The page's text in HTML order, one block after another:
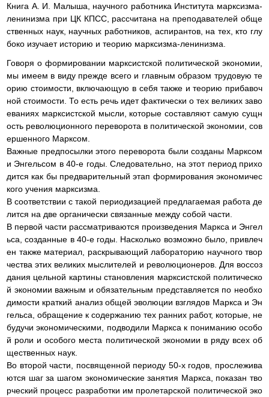
Книга А. И. Малыша, научного работника Института марксизма-
ленинизма при ЦК КПСС, рассчитана на преподавателей обще
ственных наук, научных работников, аспирантов, на тех, кто глу
боко изучает историю и теорию марксизма-ленинизма.
Говоря о формировании марксистской политической экономии,
мы имеем в виду прежде всего и главным образом трудовую те
орию стоимости, включающую в себя также и теорию прибавоч
ной стоимости. То есть речь идет фактически о тех великих заво
еваниях марксистской мысли, которые составляют самую сущн
ость революционного переворота в политической экономии, сов
ершенного Марксом.
Важные предпосылки этого переворота были созданы Марксом
и Энгельсом в 40-е годы. Следовательно, на этот период прихо
дится как бы предварительный этап формирования экономичес
кого учения марксизма.
В соответствии с такой периодизацией предлагаемая работа де
лится на две органически связанные между собой части.
В первой части рассматриваются произведения Маркса и Энгел
ьса, созданные в 40-е годы. Насколько возможно было, привлеч
ен также материал, раскрывающий лабораторию научного твор
чества этих великих мыслителей и революционеров. Для воссоз
дания цельной картины становления марксистской политическо
й экономии важным и обязательным представляется по необхо
димости краткий анализ общей эволюции взглядов Маркса и Эн
гельса, обращение к содержанию тех ранних работ, которые, не
будучи экономическими, подводили Маркса к пониманию особо
й роли и особого места политической экономии в ряду всех об
щественных наук.
Во второй части, посвященной периоду 50-х годов, прослежива
ются шаг за шагом экономические занятия Маркса, показан тво
рческий процесс разработки им пролетарской политической эко